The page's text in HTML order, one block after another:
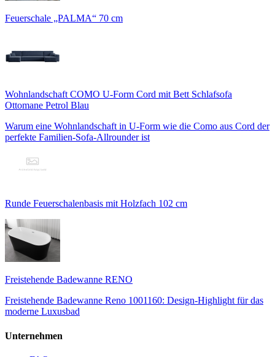
Feuerschale „PALMA“ 70 cm
Wohnlandschaft COMO U-Form Cord mit Bett Schlafsofa
Ottomane Petrol Blau
Warum eine Wohnlandschaft in U-Form wie die Como aus Cord der
perfekte Familien-Sofa-Allrounder ist
Runde Feuerschalenbasis mit Holzfach 102 cm
Freistehende Badewanne RENO
Freistehende Badewanne Reno 1001160: Design-Highlight für das
moderne Luxusbad
Unternehmen